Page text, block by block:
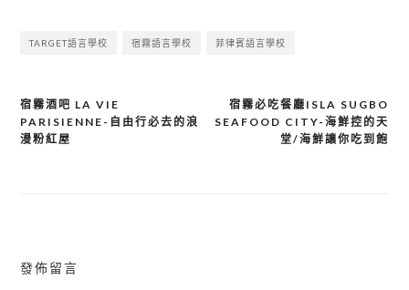
TARGET語言學校 宿霧語言學校 菲律賓語言學校
文
章
宿霧必吃餐廳ISLA SUGBO
SEAFOOD CITY-海鮮控的天
堂/海鮮讓你吃到飽
宿霧酒吧 LA VIE
PARISIENNE-自由行必去的浪
漫粉紅屋
發佈留言